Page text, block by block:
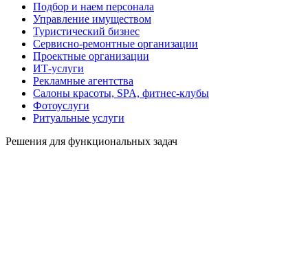
Подбор и наем персонала
Управление имуществом
Туристический бизнес
Сервисно-ремонтные организации
Проектные организации
ИТ-услуги
Рекламные агентства
Салоны красоты, SPA, фитнес-клубы
Фотоуслуги
Ритуальные услуги
Решения для функциональных задач